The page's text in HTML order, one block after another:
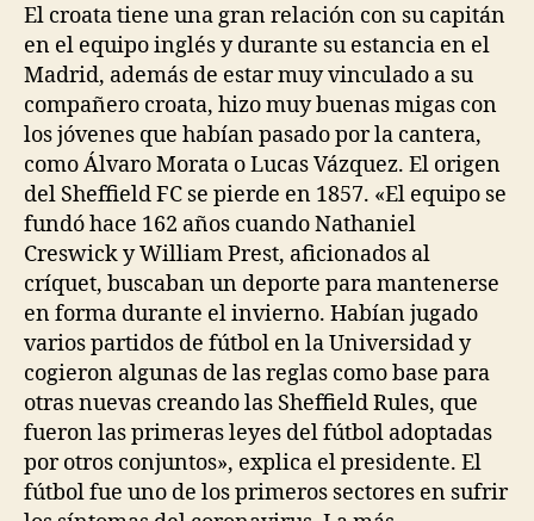
El croata tiene una gran relación con su capitán
en el equipo inglés y durante su estancia en el
Madrid, además de estar muy vinculado a su
compañero croata, hizo muy buenas migas con
los jóvenes que habían pasado por la cantera,
como Álvaro Morata o Lucas Vázquez. El origen
del Sheffield FC se pierde en 1857. «El equipo se
fundó hace 162 años cuando Nathaniel
Creswick y William Prest, aficionados al
críquet, buscaban un deporte para mantenerse
en forma durante el invierno. Habían jugado
varios partidos de fútbol en la Universidad y
cogieron algunas de las reglas como base para
otras nuevas creando las Sheffield Rules, que
fueron las primeras leyes del fútbol adoptadas
por otros conjuntos», explica el presidente. El
fútbol fue uno de los primeros sectores en sufrir